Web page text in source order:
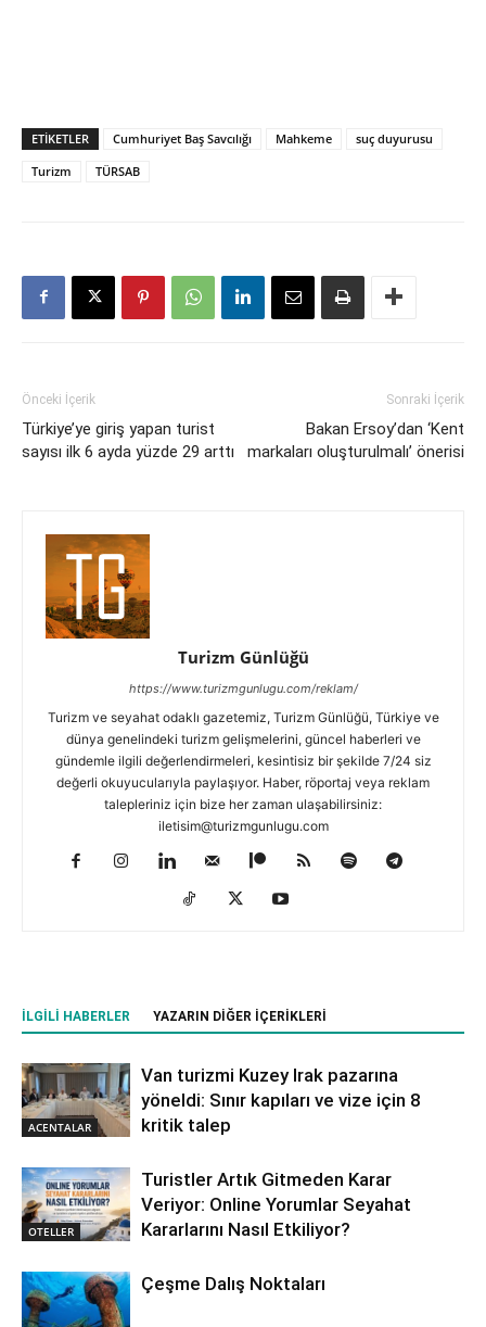
ETIKETLER Cumhuriyet Baş Savcılığı Mahkeme
suç duyurusu
Turizm
TÜRSAB
Önceki İçerik
Türkiye’ye giriş yapan turist
sayısı ilk 6 ayda yüzde 29 arttı
Sonraki İçerik
Bakan Ersoy’dan ‘Kent
markaları oluşturulmalı’ önerisi
Turizm Günlüğü
https://www.turizmgunlugu.com/reklam/
Turizm ve seyahat odaklı gazetemiz, Turizm Günlüğü, Türkiye ve
dünya genelindeki turizm gelişmelerini, güncel haberleri ve
gündemle ilgili değerlendirmeleri, kesintisiz bir şekilde 7/24 siz
değerli okuyucularıyla paylaşıyor. Haber, röportaj veya reklam
talepleriniz için bize her zaman ulaşabilirsiniz:
iletisim@turizmgunlugu.com
İLGILI HABERLER YAZARIN DIĞER İÇERIKLERI
ACENTALAR
Van turizmi Kuzey Irak pazarına
yöneldi: Sınır kapıları ve vize için 8
kritik talep
OTELLER
Turistler Artık Gitmeden Karar
Veriyor: Online Yorumlar Seyahat
Kararlarını Nasıl Etkiliyor?
Çeşme Dalış Noktaları